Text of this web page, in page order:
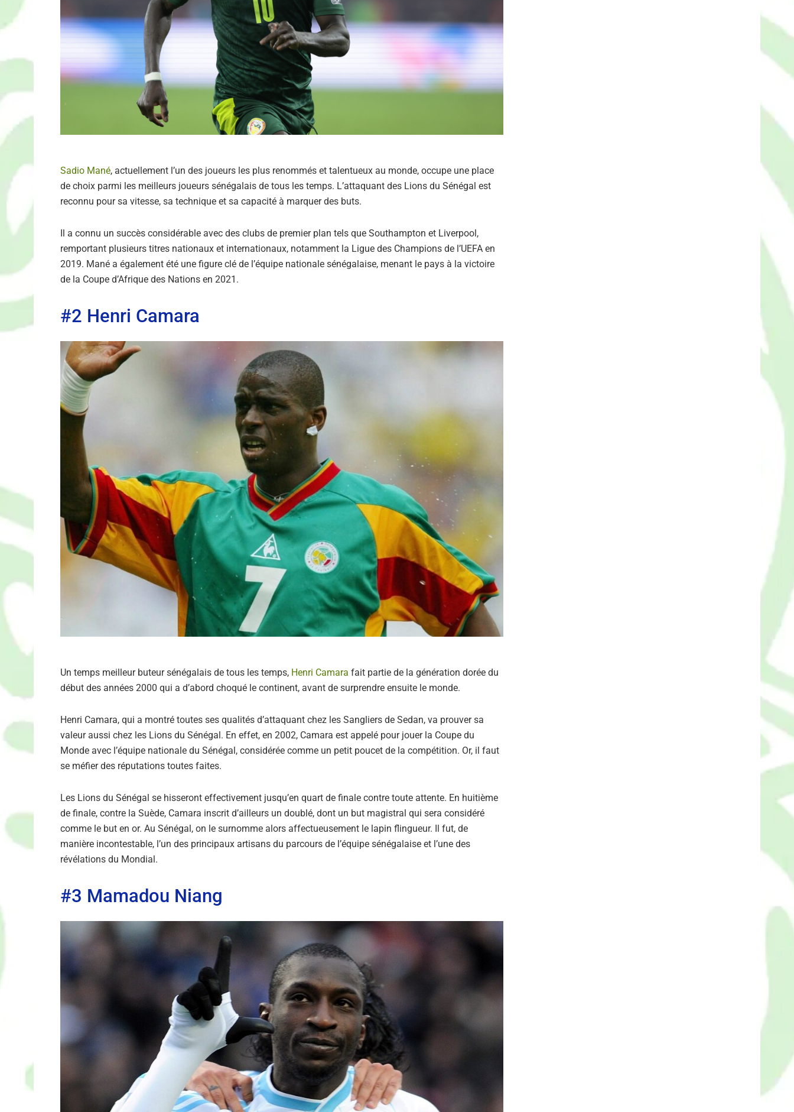
Sadio Mané, actuellement l’un des joueurs les plus renommés et talentueux au monde, occupe une place
de choix parmi les meilleurs joueurs sénégalais de tous les temps. L’attaquant des Lions du Sénégal est
reconnu pour sa vitesse, sa technique et sa capacité à marquer des buts.
Il a connu un succès considérable avec des clubs de premier plan tels que Southampton et Liverpool,
remportant plusieurs titres nationaux et internationaux, notamment la Ligue des Champions de l’UEFA en
2019. Mané a également été une figure clé de l’équipe nationale sénégalaise, menant le pays à la victoire
de la Coupe d’Afrique des Nations en 2021.
#2 Henri Camara
Un temps meilleur buteur sénégalais de tous les temps, Henri Camara fait partie de la génération dorée du
début des années 2000 qui a d’abord choqué le continent, avant de surprendre ensuite le monde.
Henri Camara, qui a montré toutes ses qualités d’attaquant chez les Sangliers de Sedan, va prouver sa
valeur aussi chez les Lions du Sénégal. En effet, en 2002, Camara est appelé pour jouer la Coupe du
Monde avec l’équipe nationale du Sénégal, considérée comme un petit poucet de la compétition. Or, il faut
se méfier des réputations toutes faites.
Les Lions du Sénégal se hisseront effectivement jusqu’en quart de finale contre toute attente. En huitième
de finale, contre la Suède, Camara inscrit d’ailleurs un doublé, dont un but magistral qui sera considéré
comme le but en or. Au Sénégal, on le surnomme alors affectueusement le lapin flingueur. Il fut, de
manière incontestable, l’un des principaux artisans du parcours de l’équipe sénégalaise et l’une des
révélations du Mondial.
#3 Mamadou Niang